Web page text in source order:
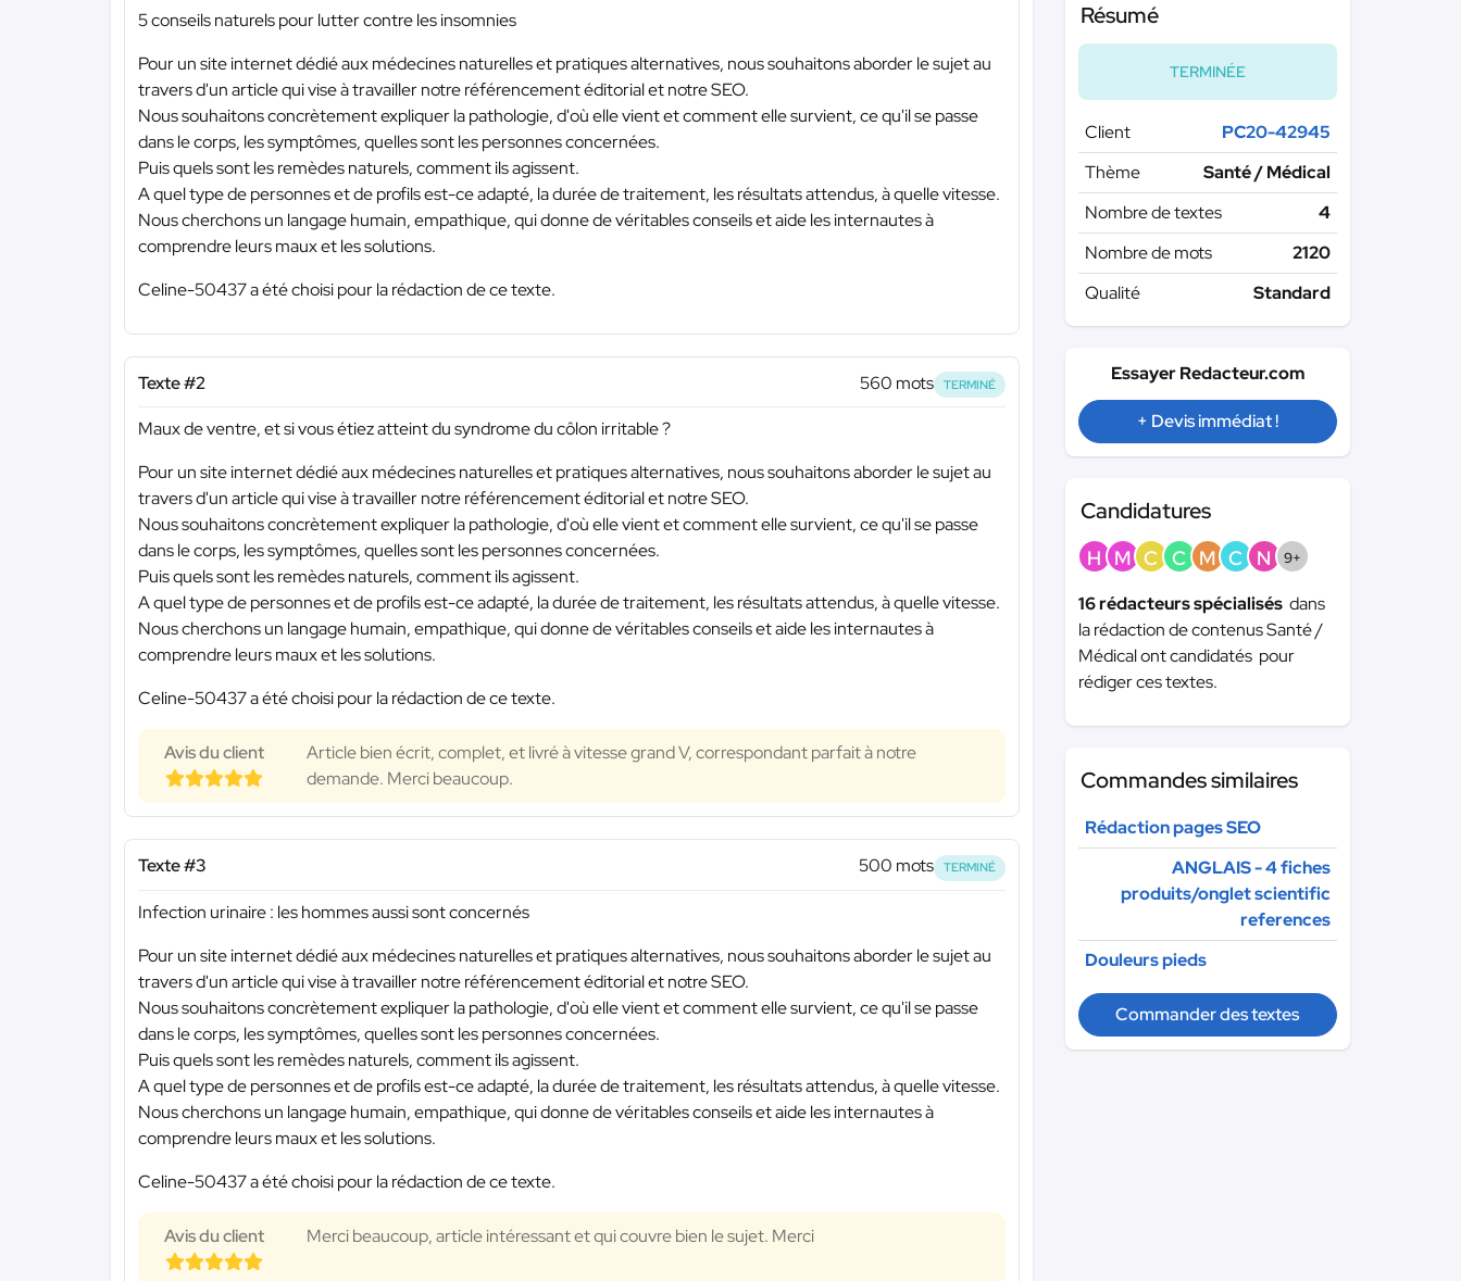
5 conseils naturels pour lutter contre les insomnies
Pour un site internet dédié aux médecines naturelles et pratiques alternatives, nous souhaitons aborder le sujet au
travers d'un article qui vise à travailler notre référencement éditorial et notre SEO.
Nous souhaitons concrètement expliquer la pathologie, d'où elle vient et comment elle survient, ce qu'il se passe
dans le corps, les symptômes, quelles sont les personnes concernées.
Puis quels sont les remèdes naturels, comment ils agissent.
A quel type de personnes et de profils est-ce adapté, la durée de traitement, les résultats attendus, à quelle vitesse.
Nous cherchons un langage humain, empathique, qui donne de véritables conseils et aide les internautes à
comprendre leurs maux et les solutions.
Celine-50437 a été choisi pour la rédaction de ce texte.
Texte #2 560 mots TERMINÉ
Maux de ventre, et si vous étiez atteint du syndrome du côlon irritable ?
Pour un site internet dédié aux médecines naturelles et pratiques alternatives, nous souhaitons aborder le sujet au
travers d'un article qui vise à travailler notre référencement éditorial et notre SEO.
Nous souhaitons concrètement expliquer la pathologie, d'où elle vient et comment elle survient, ce qu'il se passe
dans le corps, les symptômes, quelles sont les personnes concernées.
Puis quels sont les remèdes naturels, comment ils agissent.
A quel type de personnes et de profils est-ce adapté, la durée de traitement, les résultats attendus, à quelle vitesse.
Nous cherchons un langage humain, empathique, qui donne de véritables conseils et aide les internautes à
comprendre leurs maux et les solutions.
Celine-50437 a été choisi pour la rédaction de ce texte.
Avis du client
Article bien écrit, complet, et livré à vitesse grand V, correspondant parfait à notre
demande. Merci beaucoup.
Texte #3 500 mots TERMINÉ
Infection urinaire : les hommes aussi sont concernés
Pour un site internet dédié aux médecines naturelles et pratiques alternatives, nous souhaitons aborder le sujet au
travers d'un article qui vise à travailler notre référencement éditorial et notre SEO.
Nous souhaitons concrètement expliquer la pathologie, d'où elle vient et comment elle survient, ce qu'il se passe
dans le corps, les symptômes, quelles sont les personnes concernées.
Puis quels sont les remèdes naturels, comment ils agissent.
A quel type de personnes et de profils est-ce adapté, la durée de traitement, les résultats attendus, à quelle vitesse.
Nous cherchons un langage humain, empathique, qui donne de véritables conseils et aide les internautes à
comprendre leurs maux et les solutions.
Celine-50437 a été choisi pour la rédaction de ce texte.
Avis du client Merci beaucoup, article intéressant et qui couvre bien le sujet. Merci
Résumé
TERMINÉE
Client
PC20-42945
Thème
Santé / Médical
Nombre de textes
4
Nombre de mots
2120
Qualité
Standard
Essayer Redacteur.com
+ Devis immédiat !
Candidatures
H M C C M C N 9+
16 rédacteurs spécialisés dans
la rédaction de contenus Santé /
Médical ont candidatés pour
rédiger ces textes.
Commandes similaires
Rédaction pages SEO
ANGLAIS - 4 fiches
produits/onglet scientific
references
Douleurs pieds
Commander des textes